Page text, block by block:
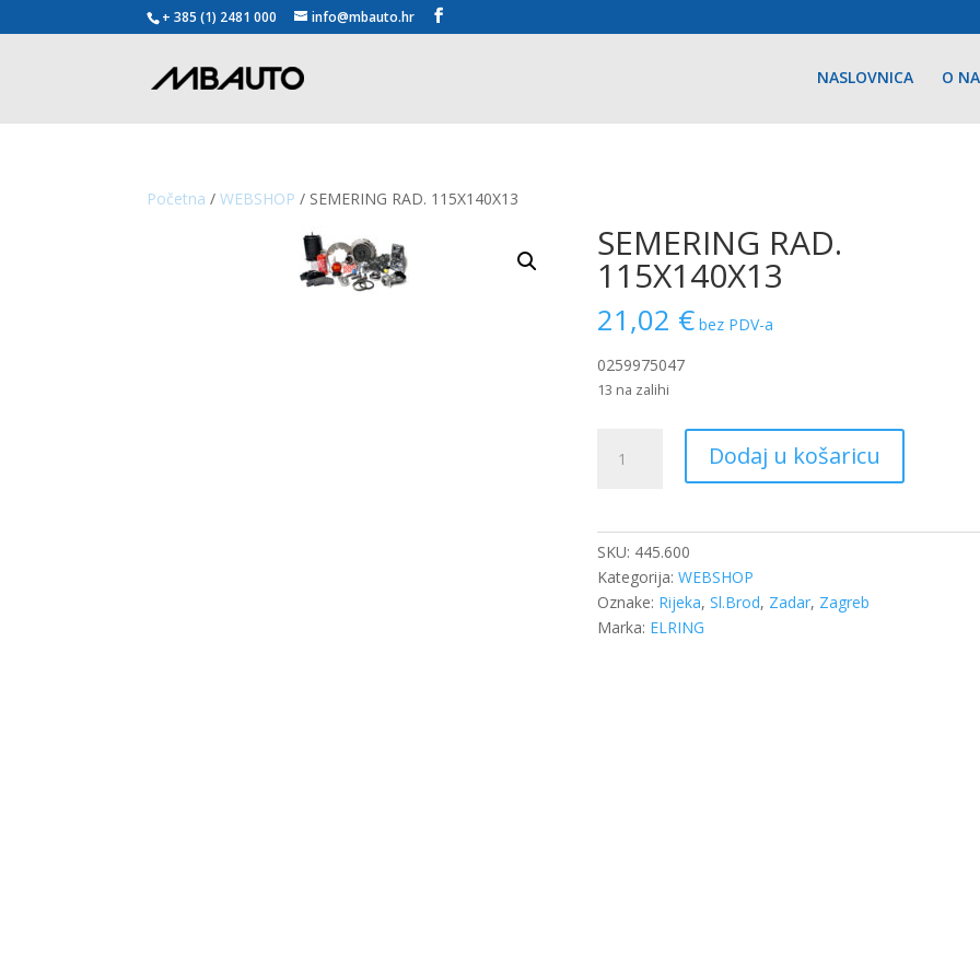
+ 385 (1) 2481 000 info@mbauto.hr
NASLOVNICA O
Početna /WEBSHOP / SEMERING RAD. 115X140X13
SEMERING RAD.
115X140X13
21,02 € bez PDV-a
0259975047
13 na zalihi
RAD.
Dodaj u košaricu
SKU: 445.600
Kategorija:WEBSHOP
Oznake: Rijeka,Sl.Brod, Zadar, Zagreb
Marka: ELRING